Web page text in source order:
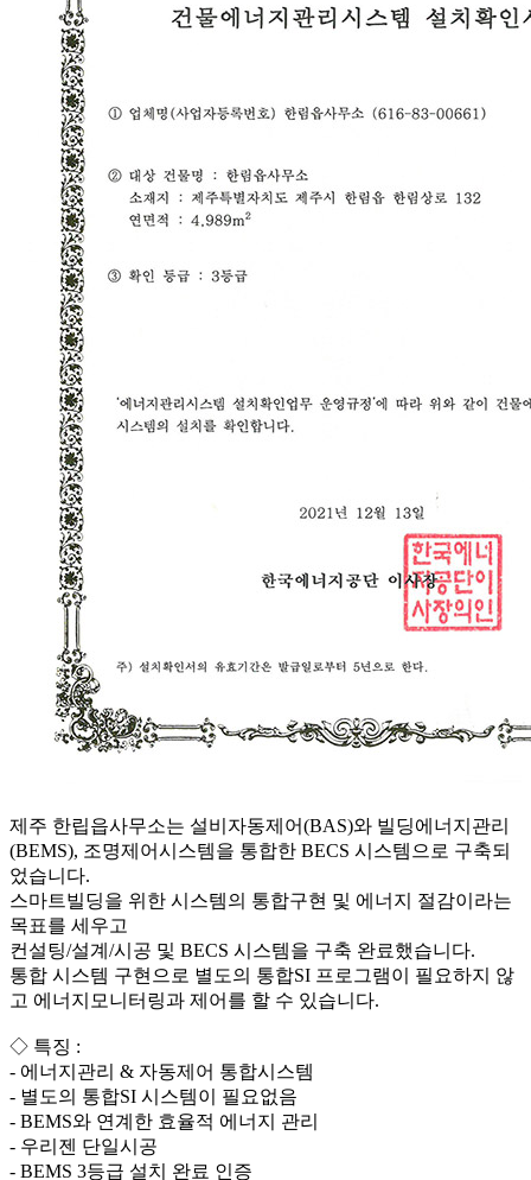
제주 한립읍사무소는 설비자동제어(BAS)와 빌딩에너지관리
(BEMS), 조명제어시스템을 통합한 BECS 시스템으로 구축되
었습니다.
스마트빌딩을 위한 시스템의 통합구현 및 에너지 절감이라는
목표를 세우고
컨설팅/설계/시공 및 BECS 시스템을 구축 완료했습니다.
통합 시스템 구현으로 별도의 통합SI 프로그램이 필요하지 않
고 에너지모니터링과 제어를 할 수 있습니다.
◇ 특징 :
- 에너지관리 & 자동제어 통합시스템
- 별도의 통합SI 시스템이 필요없음
- BEMS와 연계한 효율적 에너지 관리
- 우리젠 단일시공
- BEMS 3등급 설치 완료 인증